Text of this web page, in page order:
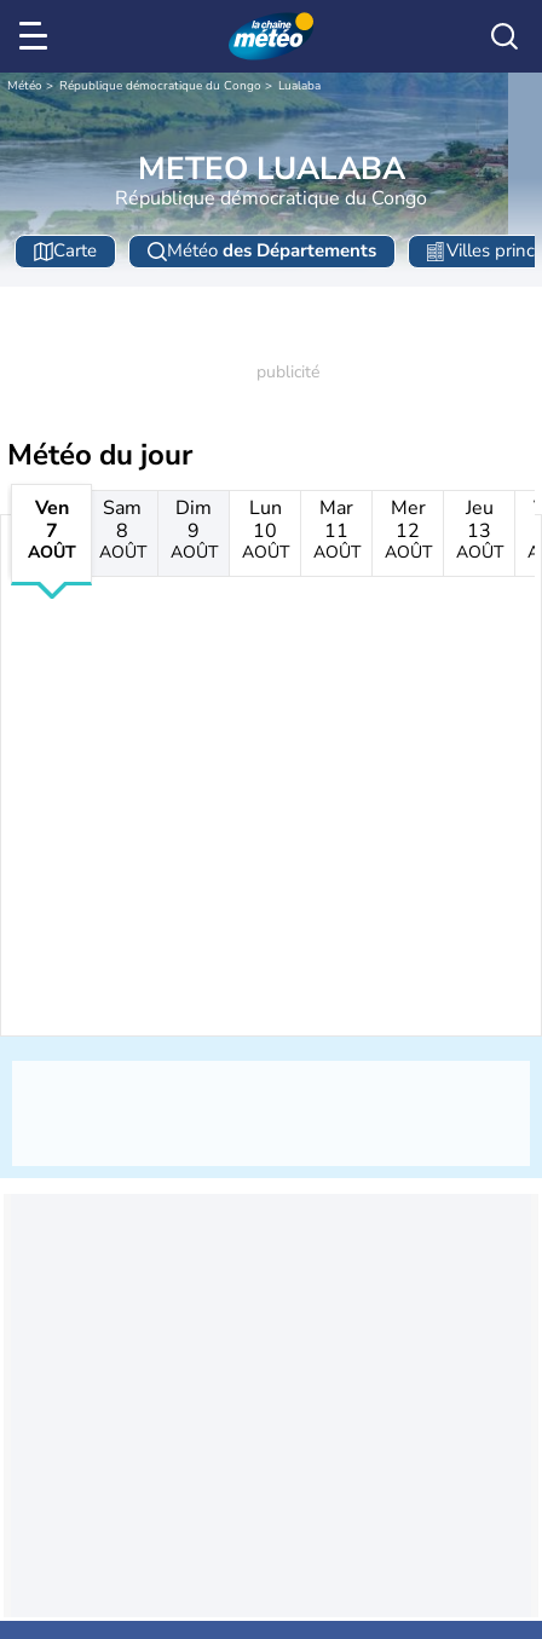
Météo République démocratique du Congo Lualaba
METEO LUALABA
République démocratique du Congo
Carte Météo des Départements Villes
Météo du jour
Ven
7
AOÛT
Sam
8
AOÛT
Dim
9
AOÛT
Lun
10
AOÛT
Mar
11
AOÛT
Mer
12
AOÛT
Jeu
13
AOÛT